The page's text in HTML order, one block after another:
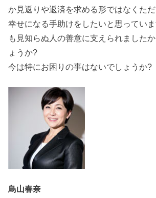
か見返りや返済を求める形ではなくた
幸せになる手助けをしたいと思ってい
も見知らぬ人の善意に支えられました
ょうか?
今は特にお困りの事はないでしょうか?
鳥山春奈